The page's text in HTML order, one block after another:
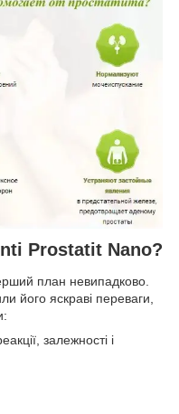
Prostatit Nano?
план невипадково.
його яскраві переваги,
залежності і